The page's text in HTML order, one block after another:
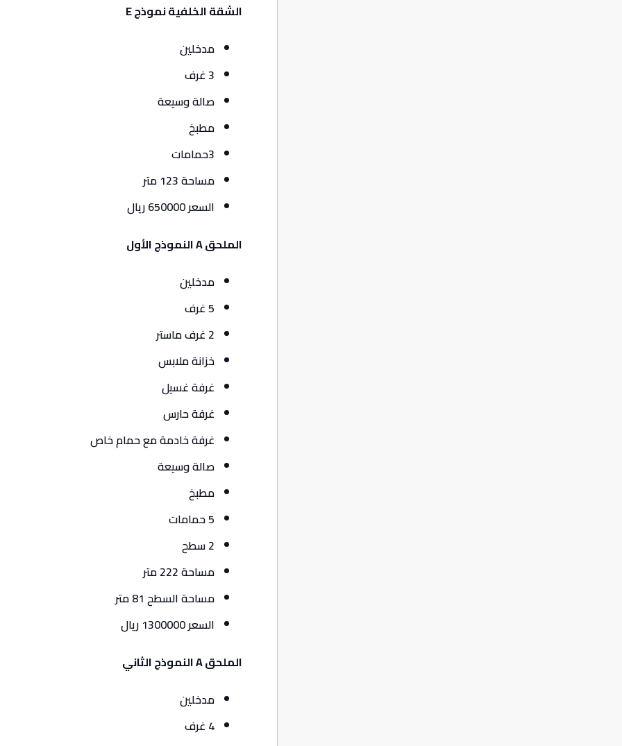
الشقة الخلفية نموذج E
مدخلين
3 غرف
صالة وسيعة
مطبخ
3حمامات
مساحة 123 متر
السعر 650000 ريال
الملحق A النموذج الأول
مدخلين
5 غرف
2 غرف ماستر
خزانة ملابس
غرفة غسيل
غرفة حارس
غرفة خادمة مع حمام خاص
صالة وسيعة
مطبخ
5 حمامات
2 سطح
مساحة 222 متر
مساحة السطح 81 متر
السعر 1300000 ريال
الملحق A النموذج الثاني
مدخلين
4 غرف